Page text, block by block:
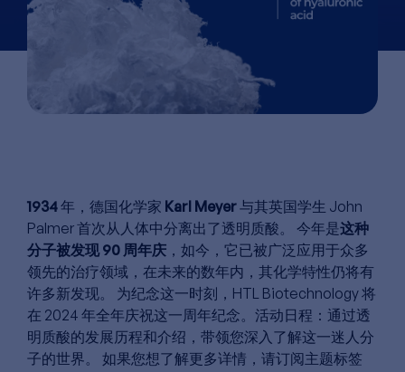
1934年，德国化学家 Karl Meyer与其英国学生 John
Palmer 首次从人体中分离出了透明质酸。 今年是这种
分子被发现 90 周年庆 ，如今，它已被广泛应用于众多
领先的治疗领域，在未来的数年内，其化学特性仍将有
许多新发现。 为纪念这一时刻，HTL Biotechnology 将
在 2024 年全年庆祝这一周年纪念。活动日程：通过透
明质酸的发展历程和介绍，带领您深入了解这一迷人分
子的世界。 如果您想了解更多详情，请订阅主题标签